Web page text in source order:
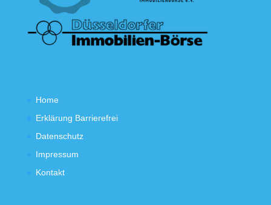
Home
Erklärung Barrierefrei
Datenschutz
Impressum
Kontakt